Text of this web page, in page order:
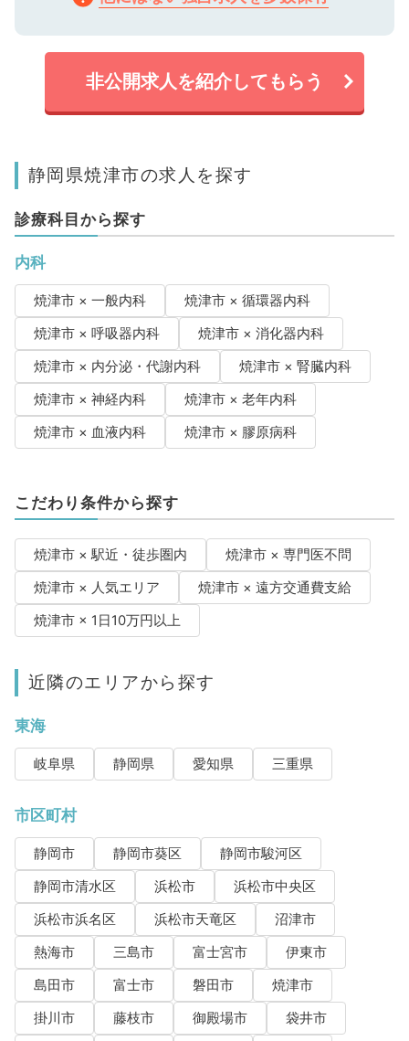
非公開求人を紹介してもらう
静岡県焼津市の求人を探す
診療科目から探す
内科
焼津市 × 一般内科
焼津市 × 循環器内科
焼津市 × 呼吸器内科
焼津市 × 消化器内科
焼津市 × 内分泌・代謝内科
焼津市 × 腎臓内科
焼津市 × 神経内科
焼津市 × 老年内科
焼津市 × 血液内科
焼津市 × 膠原病科
こだわり条件から探す
焼津市 × 駅近・徒歩圏内
焼津市 × 専門医不問
焼津市 × 人気エリア
焼津市 × 遠方交通費支給
焼津市 × 1日10万円以上
近隣のエリアから探す
東海
岐阜県 静岡県 愛知県 三重県
市区町村
静岡市 静岡市葵区
静岡市駿河区
静岡市清水区
浜松市
浜松市中央区
浜松市浜名区
浜松市天竜区
沼津市
熱海市
三島市 富士宮市
伊東市
島田市
富士市 磐田市
焼津市
掛川市
藤枝市 御殿場市
袋井市